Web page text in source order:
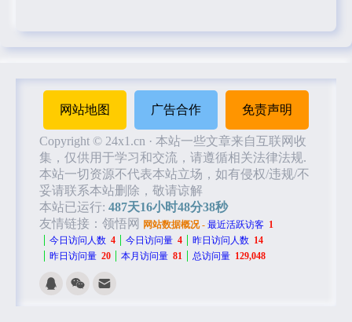
网站地图 广告合作 免责声明
Copyright © 24x1.cn · 本站一些文章来自互联网收
集，仅供用于学习和交流，请遵循相关法律法规.
本站一切资源不代表本站立场，如有侵权/违规/不
妥请联系本站删除，敬请谅解
本站已运行: 487天16小时48分38秒
友情链接： 领悟网 网站数据概况 - 最近活跃访客 1
今日访问人数 4 今日访问量 4 昨日访问人数 14
昨日访问量 20 本月访问量 81 总访问量 129,048